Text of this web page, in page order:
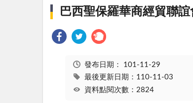
巴西聖保羅華商經貿聯
發布日期： 101-11-29
最後更新日期：110-11-03
資料點閱次數：2824